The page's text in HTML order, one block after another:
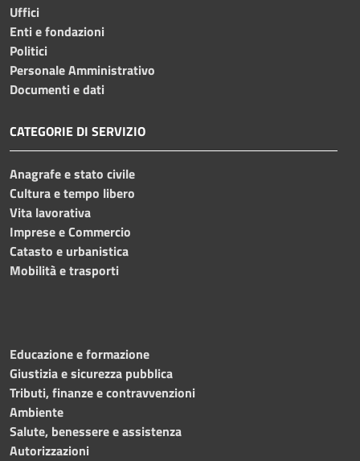
Uffici
Enti e fondazioni
Politici
Personale Amministrativo
Documenti e dati
CATEGORIE DI SERVIZIO
Anagrafe e stato civile
Cultura e tempo libero
Vita lavorativa
Imprese e Commercio
Catasto e urbanistica
Mobilità e trasporti
Educazione e formazione
Giustizia e sicurezza pubblica
Tributi, finanze e contravvenzioni
Ambiente
Salute, benessere e assistenza
Autorizzazioni